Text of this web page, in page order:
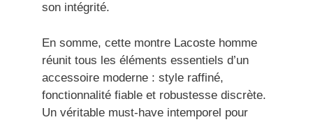
son intégrité.
En somme, cette montre Lacoste homme
réunit tous les éléments essentiels d’un
accessoire moderne : style raffiné,
fonctionnalité fiable et robustesse discrète.
Un véritable must-have intemporel pour